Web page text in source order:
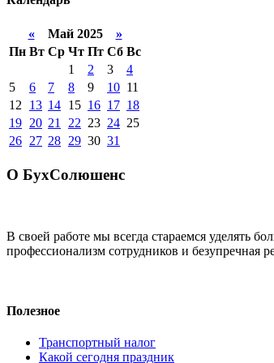
«Май 2025 »
Пн Вт Ср Чт Пт Сб Вс
1
2 3
4
5
6 7 8 9 10 11
12
13 14 15 16 17 18
19 20 21 22 23 24 25
26 27 28 29 30 31
О БухСолюшенс
В своей работе мы всегда стараемся уделять
профессионализм сотрудников и безупречная
Полезное
Транспортный налог
Какой сегодня праздник